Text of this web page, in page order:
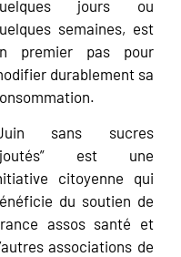
jours ou
semaines, est
premier pas pour
durablement sa
sans sucres
est une
citoyenne qui
du soutien de
assos santé et
associations de